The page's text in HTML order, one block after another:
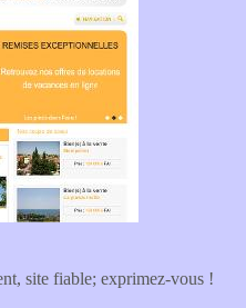
site fiable; exprimez-vous !